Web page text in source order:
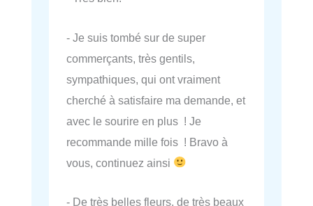
- Je suis tombé sur de super
commerçants, très gentils,
sympathiques, qui ont vraiment
cherché à satisfaire ma demande, et
avec le sourire en plus ! Je
recommande mille fois ! Bravo à
vous, continuez ainsi
- De très belles fleurs, de très beaux